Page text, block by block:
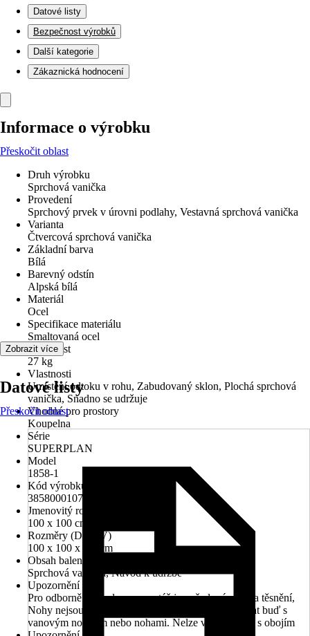
Datové listy
Bezpečnost výrobků
Další kategorie
Zákaznická hodnocení
Informace o výrobku
Přeskočit oblast
Druh výrobku
Sprchová vanička
Provedení
Sprchový prvek v úrovni podlahy, Vestavná sprchová vanička
Varianta
Čtvercová sprchová vanička
Základní barva
Bílá
Barevný odstín
Alpská bílá
Materiál
Ocel
Specifikace materiálu
Smaltovaná ocel
Hmotnost
27 kg
Vlastnosti
Umístění odtoku v rohu, Zabudovaný sklon, Plochá sprchová
vanička, Snadno se udržuje
Vhodné pro prostory
Koupelna
Série
SUPERPLAN
Model
1858-1
Kód výrobku
385800010711
Jmenovitý rozmer (DxŠ)
100 x 100 cm
Rozměry (DxŠxV)
100 x 100 x 3.2 cm
Obsah balení
Sprchová vanička, Návod k údržbě
Upozornění
Pro odborně provedenou montáž je vyžadována sada těsnění,
Nohy nejsou součástí dodávky, Vanu lze kombinovat buď s
vanovým nosičem nebo nohami. Nelze v kombinaci s obojím
Zobrazit více
Datové listy
Přeskočit oblast